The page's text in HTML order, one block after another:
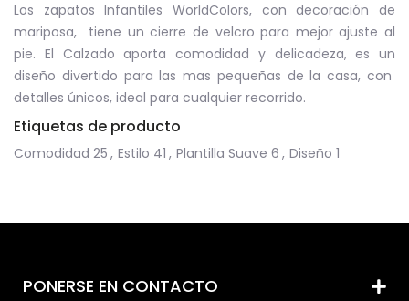
Los zapatos Infantiles WorldColors, con decoración de
mariposa, tiene un cierre de velcro para mejor ajuste al
pie. El Calzado aporta comodidad y delicadeza, es un
diseño divertido para las mas pequeñas de la casa, con
detalles únicos, ideal para cualquier recorrido.
Etiquetas de producto
Comodidad 25 , Estilo 41 , Plantilla Suave 6 , Diseño 1
PONERSE EN CONTACTO